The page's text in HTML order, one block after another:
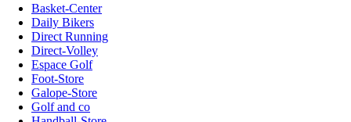
Basket-Center
Daily Bikers
Direct Running
Direct-Volley
Espace Golf
Foot-Store
Galope-Store
Golf and co